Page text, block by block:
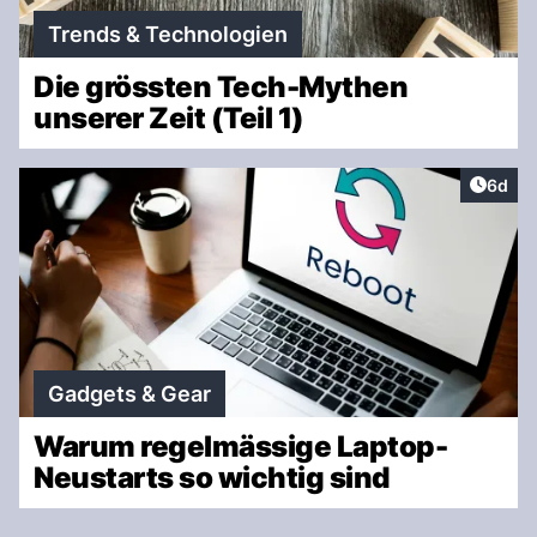
Trends & Technologien
Die grössten Tech-Mythen
unserer Zeit (Teil 1)
6d
Gadgets & Gear
Warum regelmässige Laptop-
Neustarts so wichtig sind